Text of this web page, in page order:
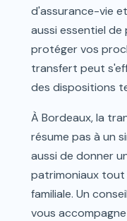
d'assurance-vie
aussi essentiel de
protéger vos
transfert peut
des dispositions
À Bordeaux, la
résume pas à un
aussi de donner
patrimoniaux tout
familiale. Un
vous